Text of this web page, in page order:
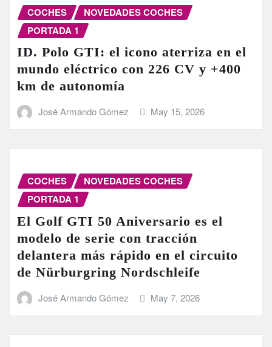
COCHES
NOVEDADES COCHES
PORTADA 1
ID. Polo GTI: el icono aterriza en el
mundo eléctrico con 226 CV y +400
km de autonomía
José Armando Gómez May 15, 2026
COCHES
NOVEDADES COCHES
PORTADA 1
El Golf GTI 50 Aniversario es el
modelo de serie con tracción
delantera más rápido en el circuito
de Nürburgring Nordschleife
José Armando Gómez May 7, 2026